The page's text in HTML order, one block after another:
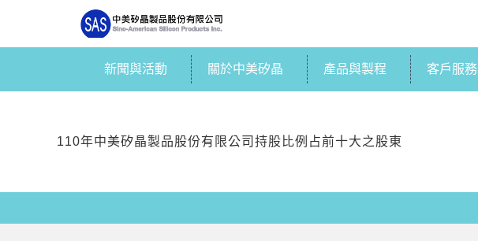
新聞與活動 關於中美矽晶 產品與製程 客戶服務
110年中美矽晶製品股份有限公司持股比例占前十大之股東